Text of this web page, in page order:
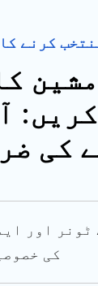
کرنے
کی
کی